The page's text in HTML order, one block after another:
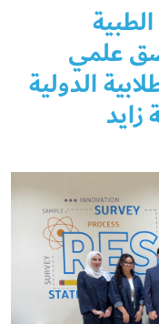
علمي
الدولية